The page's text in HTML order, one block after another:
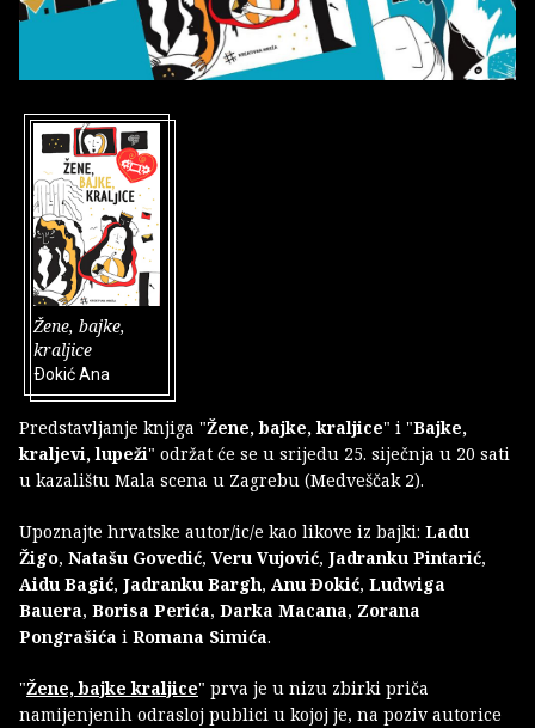
Žene, bajke,
kraljice
Ðokić Ana
Predstavljanje knjiga "Žene, bajke, kraljice" i "Bajke,
kraljevi, lupeži" održat će se u srijedu 25. siječnja u 20 sati
u kazalištu Mala scena u Zagrebu (Medveščak 2).
Upoznajte hrvatske autor/ic/e kao likove iz bajki: Ladu
Žigo, Natašu Govedić, Veru Vujović, Jadranku Pintarić,
Aidu Bagić, Jadranku Bargh, Anu Đokić, Ludwiga
Bauera, Borisa Perića, Darka Macana, Zorana
Pongrašića i Romana Simića.
"Žene, bajke kraljice" prva je u nizu zbirki priča
namijenjenih odrasloj publici u kojoj je, na poziv autorice